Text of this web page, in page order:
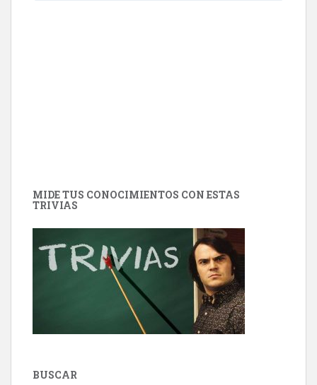
MIDE TUS CONOCIMIENTOS CON ESTAS
TRIVIAS
BUSCAR